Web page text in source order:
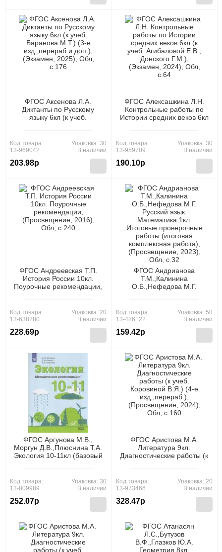
ФГОС Аксенова Л.А.
Диктанты по Русскому
языку 6кл (к учеб.
(Экзамен, 2025), Обл,
Код товара:
13-969042
203.98р
Упаковка: 30
В наличии
ФГОС Алексашкина Л.Н.
Контрольные работы по
Истории средних веков 6кл
2024), Обл, c.64
Код товара:
13-959709
190.10р
Упаковка: 30
В наличии
ФГОС Андреевская Т.П.
История России 10кл.
Поурочные рекомендации,
Код товара:
13-638280
228.69р
Упаковка: 20
В наличии
ФГОС Андрианова
Т.М.,Калинина
О.Б.,Нефедова М.Г.
проверочные работы
(итоговая комплексная
работа), (Просвещение,
2023), Обл, c.32
Код товара:
13-486122
159.42р
Упаковка: 50
В наличии
ФГОС Аргунова М.В.,
Моргун Д.В.,Плюснина Т.А.
Экология 10-11кл (базовый
(Просвещение, 2020), Обл,
Код товара:
13-809989
252.07р
Упаковка: 30
В наличии
ФГОС Аристова М.А.
Литература 9кл.
Диагностические работы (к
(Просвещение, 2024), Обл,
Код товара:
13-973466
328.47р
Упаковка: 20
В наличии